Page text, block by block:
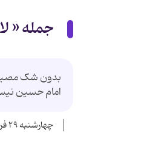
جمله «
بدون شک
امام حسین
چهارشنبه ۲۹ فروردین ۱۳۹۷ - ۰۰:۰۰